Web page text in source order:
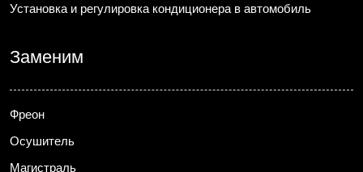
Установка и регулировка кондиционера в автомобиль
Заменим
Фреон
Осушитель
Магистраль